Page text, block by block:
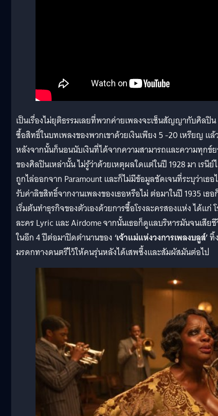
เป็นเรื่องไม่ยุติธรรมเลยที่พวกค่ายเพลงจะเซ็นสัญญากับศิลปิน
ซื้อสิทธิ์ในบทเพลงของพวกเขาด้วยเงินเพียง 5 -20 เหรียญ แล้
หลังจากนั้นก็นอนนับเงินที่ได้จากความสามารถและความทุกข์
ของศิลปินเหล่านั้น ไม่รู้ว่าด้วยเหตุผลใดแต่ในปี 1928 มา เรนีย์
ถูกไล่ออกจาก Paramount และก็ไม่มีข้อมูลชัดเจนที่ระบุว่าเธอ
รับค่าลิขสิทธิ์จากงานเพลงของเธอหรือไม่ ต่อมาในปี 1935 เธอ
เริ่มต้นทำธุรกิจของตัวเองด้วยการซื้อโรงละครสองแห่ง ได้แก่
ละคร Lyric และ Airdome จากนั้นเธอก็ดูแลบริหารมันจนเสีย
ในอีก 4 ปีต่อมาปิดตำนานของ ‘เจ้าแม่แห่งวงการเพลงบลูส์’ทิ้
มรดกทางดนตรีไว้ให้คนรุ่นหลังได้เสพซึ้งและสัมผัสมันต่อไป